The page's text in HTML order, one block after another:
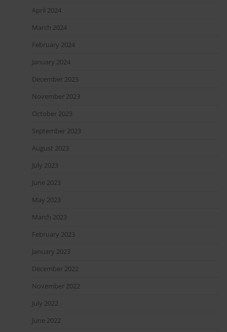
April 2024
March 2024
February 2024
January 2024
December 2023
November 2023
October 2023
September 2023
August 2023
July 2023
June 2023
May 2023
March 2023
February 2023
January 2023
December 2022
November 2022
July 2022
June 2022